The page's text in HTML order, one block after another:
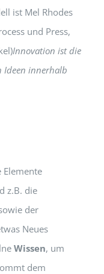
ist Mel Rhodes
und Press,
Innovation ist die
Ideen innerhalb
Elemente
z.B. die
der
Neues
Wissen, um
dem